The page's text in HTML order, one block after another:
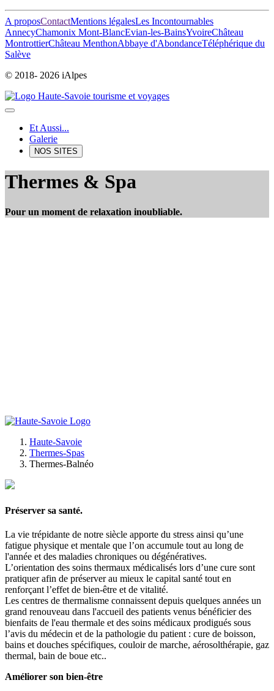
A proposContactMentions légalesLes Incontournables
AnnecyChamonix Mont-BlancEvian-les-BainsYvoireChâteau
MontrottierChâteau MenthonAbbaye d'AbondanceTéléphérique du
Salève
© 2018- 2026 iAlpes
Et Aussi...
Galerie
NOS SITES
Thermes & Spa
Pour un moment de relaxation inoubliable.
Haute-Savoie
Thermes-Spas
Thermes-Balnéo
Préserver sa santé.
La vie trépidante de notre siècle apporte du stress ainsi qu’une
fatigue physique et mentale que l’on accumule tout au long de
l'année et des maladies chroniques ou dégénératives.
L’orientation des soins thermaux médicalisés lors d’une cure sont
pratiquer afin de préserver au mieux le capital santé tout en
renforçant l’effet de bien-être et de vitalité.
Les centres de thermalisme connaissent depuis quelques années un
grand renouveau dans l'accueil des patients venus bénéficier des
bienfaits de l'eau thermale et des soins médicaux prodigués sous
l’avis du médecin et de la pathologie du patient : cure de boisson,
bains et douches spécifiques, couloir de marche, aérosolthérapie, gaz
thermal, bain de boue etc..
Améliorer son bien-être